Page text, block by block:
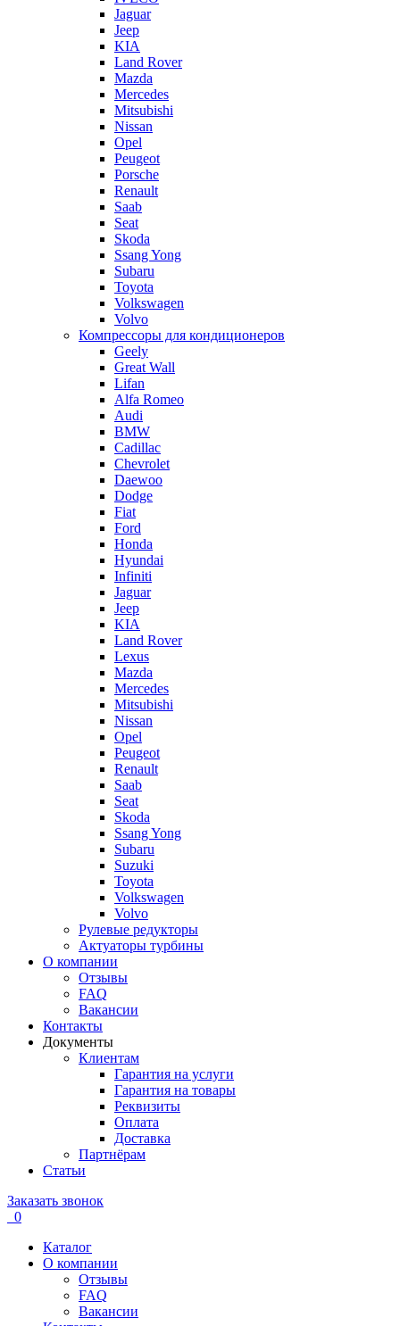
Jaguar
Jeep
KIA
Land Rover
Mazda
Mercedes
Mitsubishi
Nissan
Opel
Peugeot
Porsche
Renault
Saab
Seat
Skoda
Ssang Yong
Subaru
Toyota
Volkswagen
Volvo
Компрессоры для кондиционеров
Geely
Great Wall
Lifan
Alfa Romeo
Audi
BMW
Cadillac
Chevrolet
Daewoo
Dodge
Fiat
Ford
Honda
Hyundai
Infiniti
Jaguar
Jeep
KIA
Land Rover
Lexus
Mazda
Mercedes
Mitsubishi
Nissan
Opel
Peugeot
Renault
Saab
Seat
Skoda
Ssang Yong
Subaru
Suzuki
Toyota
Volkswagen
Volvo
Рулевые редукторы
Актуаторы турбины
О компании
Отзывы
FAQ
Вакансии
Контакты
Документы
Клиентам
Гарантия на услуги
Гарантия на товары
Реквизиты
Оплата
Доставка
Партнёрам
Статьи
Заказать звонок
0
Каталог
О компании
Отзывы
FAQ
Вакансии